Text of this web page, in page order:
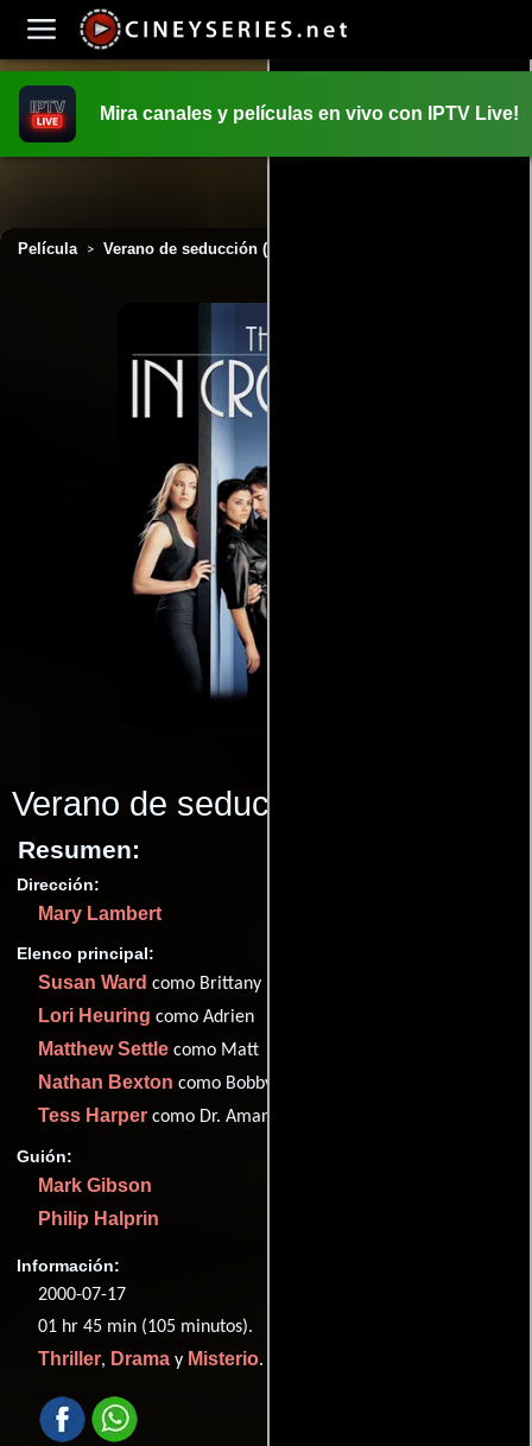
Mira canales y películas en vivo con IPTV Live!
Película > Verano de seducción (2000)
Verano de seducción
Resumen:
Dirección:
Mary Lambert
Elenco principal:
Susan Ward como Brittany
Lori Heuring como Adrien
Matthew Settle como Matt
Nathan Bexton como Bobby
Tess Harper como Dr. Amanda Giles
Guión:
Mark Gibson
Philip Halprin
Información:
2000-07-17
01 hr 45 min (105 minutos).
Thriller, Drama y Misterio.